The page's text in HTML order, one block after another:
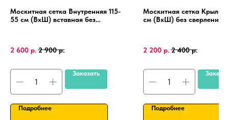
Москитная сетка Внутренняя 115-
55 см (ВхШ) вставная без
2 600 р. 2 900 р.
Заказать
Подробнее
Москитная сетка Крыло
см (ВхШ) без сверления,
2 200 р. 2 400 р.
Подробнее